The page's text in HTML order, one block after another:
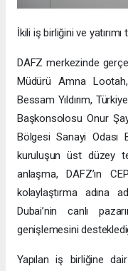
İkili iş birliğini ve
DAFZ merkezinde
Müdürü Amna
Bessam Yıldırım,
Başkonsolosu Onur
Bölgesi Sanayi Odası
kuruluşun üst düzey
anlaşma, DAFZ’ın
kolaylaştırma adına
Dubai’nin canlı
genişlemesini
Yapılan iş birliğine